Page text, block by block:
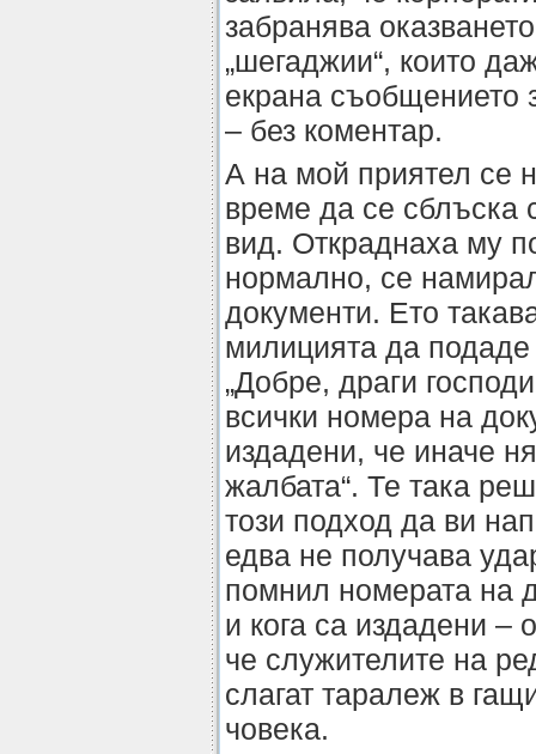
забранява
„шегаджии“, които
екрана съобщението
– без коментар.
А на мой приятел се
време да се сблъска
вид. Откраднаха му
нормално, се
документи. Ето
милицията да
„Добре, драги
всички номера на
издадени, че иначе
жалбата“. Те така
този подход да ви
едва не получава
помнил номерата на
и кога са издадени –
че служителите на
слагат таралеж в
човека.